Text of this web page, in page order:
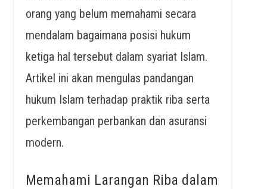
orang yang belum memahami secara
mendalam bagaimana posisi hukum
ketiga hal tersebut dalam syariat Islam.
Artikel ini akan mengulas pandangan
hukum Islam terhadap praktik riba serta
perkembangan perbankan dan asuransi
modern.
Memahami Larangan Riba dalam